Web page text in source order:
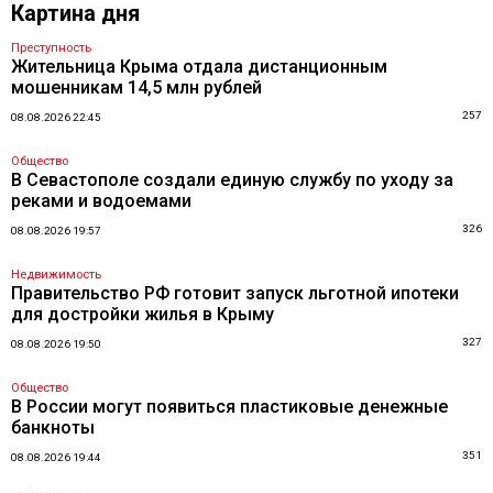
Картина дня
Преступность
Жительница Крыма отдала дистанционным
мошенникам 14,5 млн рублей
08.08.2026 22:45 257
Общество
В Севастополе создали единую службу по уходу за
реками и водоемами
08.08.2026 19:57 326
Недвижимость
Правительство РФ готовит запуск льготной ипотеки
для достройки жилья в Крыму
08.08.2026 19:50 327
Общество
В России могут появиться пластиковые денежные
банкноты
08.08.2026 19:44 351